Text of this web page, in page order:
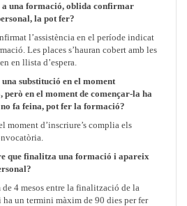
a una formació, oblida confirmar
la pot fer?
l’assistència en el període indicat
Les places s’hauran cobert amb les
en llista d’espera.
substitució en el moment
però en el moment de començar-la ha
fa feina, pot fer la formació?
moment d’inscriure’s complia els
que finalitza una formació i apareix
4 mesos entre la finalització de la
un termini màxim de 90 dies per fer